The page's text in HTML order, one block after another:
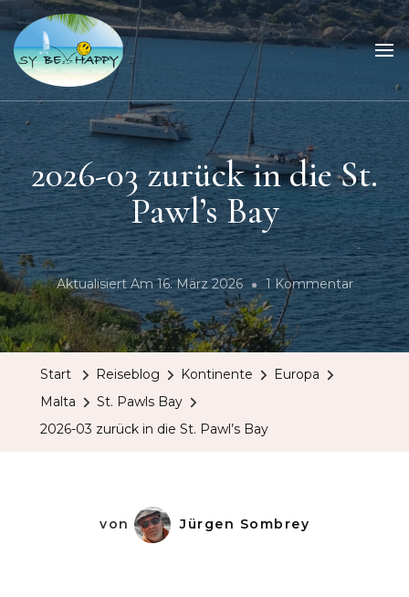
Sailing Be Happy
ein Traum wird wahr
2026-03 zurück in die St.
Pawl’s Bay
Aktualisiert Am16. März 2026 1 KommentarZu
2026-
03
Start Reiseblog Kontinente
Europa
Malta
St. Pawls Bay
2026-03 zurück in die St. Pawl’s Bay
von Jürgen Sombrey